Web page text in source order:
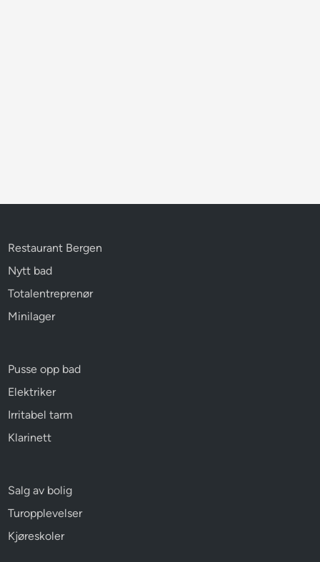
Restaurant Bergen
Nytt bad
Totalentreprenør
Minilager
Pusse opp bad
Elektriker
Irritabel tarm
Klarinett
Salg av bolig
Turopplevelser
Kjøreskoler